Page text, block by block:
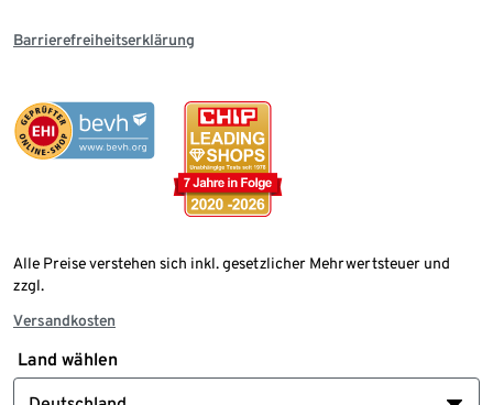
Barrierefreiheitserklärung
Alle Preise verstehen sich inkl. gesetzlicher Mehrwertsteuer und
zzgl.
Versandkosten
Land wählen